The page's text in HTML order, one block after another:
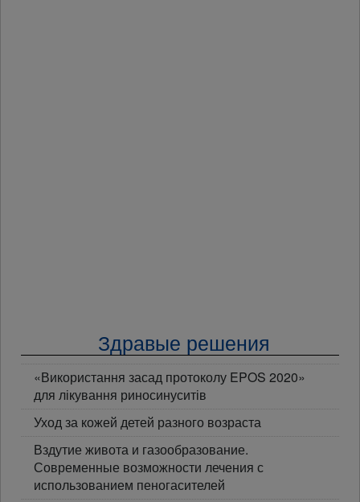
Здравые решения
«Використання засад протоколу EPOS 2020»
для лікування риносинуситів
Уход за кожей детей разного возраста
Вздутие живота и газообразование.
Современные возможности лечения с
использованием пеногасителей